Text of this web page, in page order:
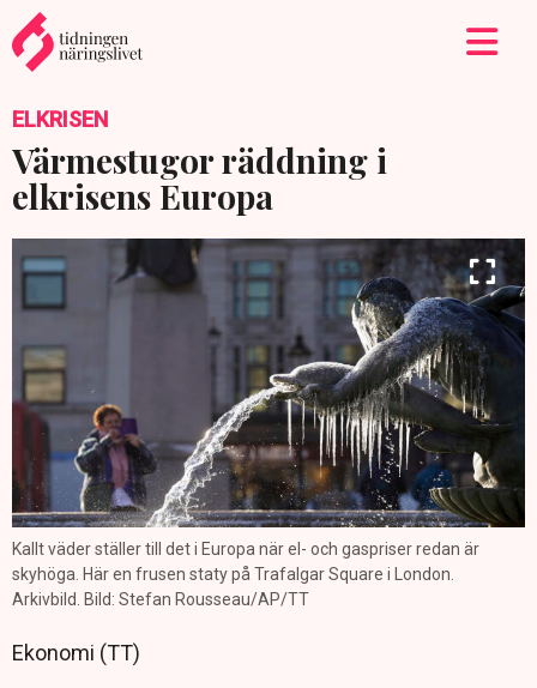
ELKRISEN
Värmestugor räddning i
elkrisens Europa
Kallt väder ställer till det i Europa när el- och gaspriser redan är
skyhöga. Här en frusen staty på Trafalgar Square i London.
Arkivbild. Bild: Stefan Rousseau/AP/TT
Ekonomi (TT)